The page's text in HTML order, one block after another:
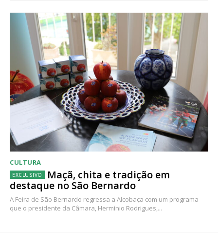
CULTURA
Maçã, chita e tradição em
destaque no São Bernardo
A Feira de São Bernardo regressa a Alcobaça com um programa
que o presidente da Câmara, Hermínio Rodrigues,...